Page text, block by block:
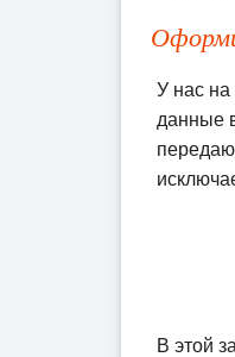
У нас на
данные
В этой